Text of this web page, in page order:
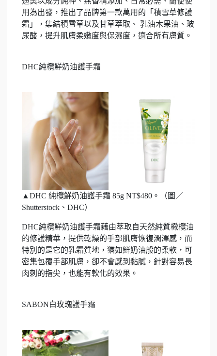
用為出發，推出了品牌第一款萬用的「積雪草修護
霜」，集結積雪草以及甘草萃取、 乳油木果油、玻
尿酸，提升肌膚柔嫩度與保濕度，適合所有膚質。
DHC純欖鮮奶油護手霜
▲DHC 純欖鮮奶油護手霜 85g NT$480。（圖／
Shutterstock、DHC）
DHC純欖鮮奶油護手霜藉由萃取自天然純質橄欖油
的修護精華，提供乾燥的手部肌膚恢復潤澤感，而
特別的是它的乳霜質地，猶如鮮奶油般的柔軟，可
密集包覆手部肌膚，卻不會感到黏膩，針對容易長
肉刺的指尖，也能有軟化的效果。
SABON白玫瑰護手霜